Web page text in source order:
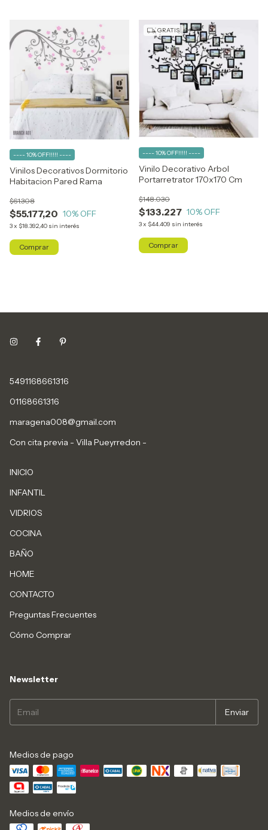
Vinilos Decorativos Dormitorio
Habitacion Pared Rama
$55.177,20
$61.308
10% OFF
3x $18.392,40 sin interés
---- 10% OFF!!!!! ----
GRATIS
Vinilo Decorativo Arbol
Portarretrator 170x170 Cm
$133.227
$148.030
10% OFF
3x $44.409 sin interés
---- 10% OFF!!!!! ----
5491168661316
01168661316
maragena008@gmail.com
Con cita previa - Villa Pueyrredon -
INICIO
INFANTIL
VIDRIOS
COCINA
BAÑO
HOME
CONTACTO
Preguntas Frecuentes
Cómo Comprar
Newsletter
Medios de pago
Medios de envío